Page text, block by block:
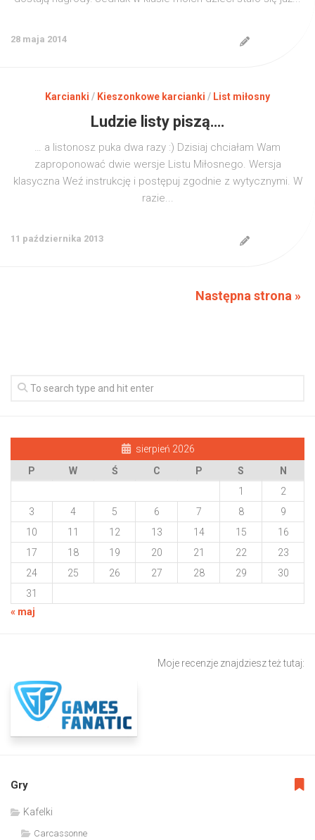
28 maja 2014
Karcianki / Kieszonkowe karcianki / List miłosny
Ludzie listy piszą….
… a listonosz puka dwa razy :) Dzisiaj chciałam Wam
zaproponować dwie wersje Listu Miłosnego. Wersja
klasyczna Weź instrukcję i postępuj zgodnie z wytycznymi. W
razie...
11 października 2013
Następna strona »
sierpień 2026
P
W Ś C P S
N
1
2
3
4 5 6 7 8
9
10
11 12 13 14 15
16
17
18 19 20 21 22
23
24
25 26 27 28 29
30
31
« maj
Moje recenzje znajdziesz też tutaj:
Gry
Kafelki
Carcassonne